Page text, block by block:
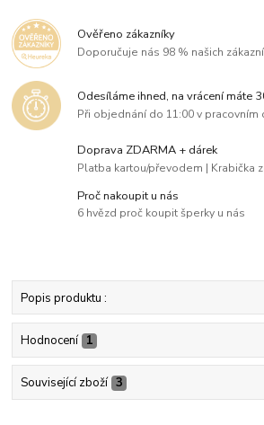
Ověřeno zákazníky
Doporučuje nás 98 % našich
Odesíláme ihned, na vrácení máte
Při objednání do 11:00 v pracovním
Doprava ZDARMA + dárek
Platba kartou/převodem | Krabička
Proč nakoupit u nás
6 hvězd proč koupit šperky u nás
Popis produktu :
Hodnocení 1
Související zboží 3